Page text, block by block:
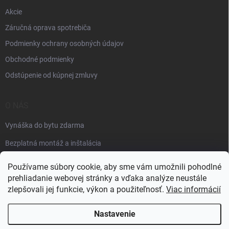
Používame súbory cookie, aby sme vám umožnili pohodlné
prehliadanie webovej stránky a vďaka analýze neustále
zlepšovali jej funkcie, výkon a použiteľnosť. Viac informácií
Nastavenie
Akcie
Záručná oprava spotrebiča
Podmienky ochrany osobných údajov
Obchodné podmienky
Odstúpenie od kúpnej zmluvy
Vynáška do bytu zdarma
Bezplatná montáž a inštalácia